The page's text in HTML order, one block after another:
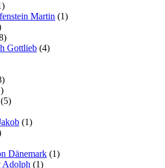
Martin (1)
Gottlieb (4)
(5)
(1)
Dänemark (1)
Adolph (1)